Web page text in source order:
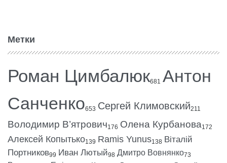
Метки
Роман Цимбалюк681 Антон
Санченко653 Сергей Климовский211
Володимир В’ятрович176 Олена Курбанова172
Алексей Копытько139 Ramis Yunus138 Віталій
Портников99 Иван Лютый98 Дмитро Вовнянко73